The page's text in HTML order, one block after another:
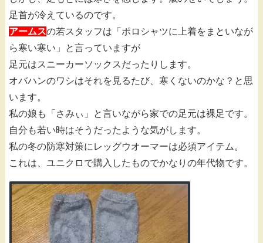
足首が冷えているのです。
アームスの若スタッフは「ポロシャツに上着をまといなが
ら寒い寒い」と言っていますが
足元はスニーカーソックスだったりします。
オバハンのワシはそれを見るたび、寒くないのかな？と思
います。
私の娘も「さみぃ」と言いながら家での足元は裸足です。
自分も若い時はそうだったような気がします。
私の冬の防寒対策にレッグウオーマーは必須アイテム。
これは、ユニクロで購入したものでかなりの年代物です。